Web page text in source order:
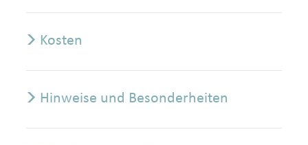
Kosten
Hinweise und Besonderheiten